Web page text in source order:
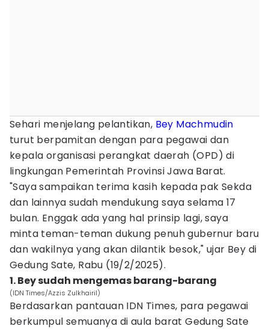
Sehari menjelang pelantikan, Bey Machmudin
turut berpamitan dengan para pegawai dan
kepala organisasi perangkat daerah (OPD) di
lingkungan Pemerintah Provinsi Jawa Barat.
"Saya sampaikan terima kasih kepada pak Sekda
dan lainnya sudah mendukung saya selama 17
bulan. Enggak ada yang hal prinsip lagi, saya
minta teman-teman dukung penuh gubernur baru
dan wakilnya yang akan dilantik besok," ujar Bey di
Gedung Sate, Rabu (19/2/2025).
1. Bey sudah mengemas barang-barang
(IDN Times/Azzis Zulkhairil)
Berdasarkan pantauan IDN Times, para pegawai
berkumpul semuanya di aula barat Gedung Sate